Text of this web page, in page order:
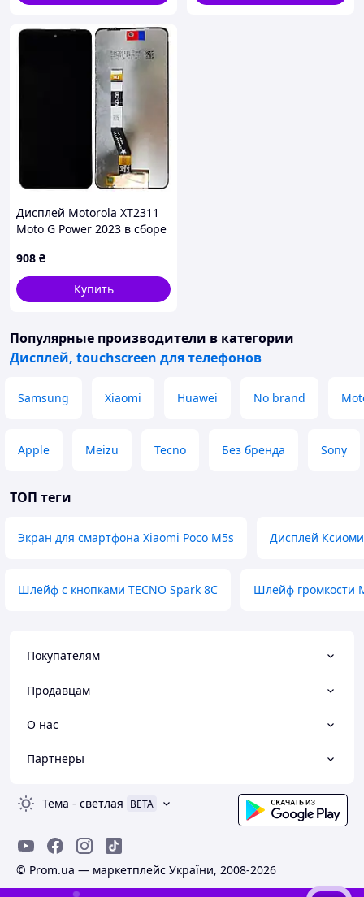
Дисплей Motorola XT2311
Moto G Power 2023 в сборе
PRC
908 ₴
Купить
Популярные производители в категории
Дисплей, touchscreen для телефонов
Samsung Xiaomi Huawei No brand
Apple Meizu Tecno Без бренда Sony
ТОП теги
Экран для смартфона Xiaomi Poco M5s Дисплей
Шлейф с кнопками TECNO Spark 8C Шлейф громкости
Покупателям
Продавцам
О нас
Партнеры
Тема - светлая BETA
© Prom.ua — маркетплейс України, 2008-2026